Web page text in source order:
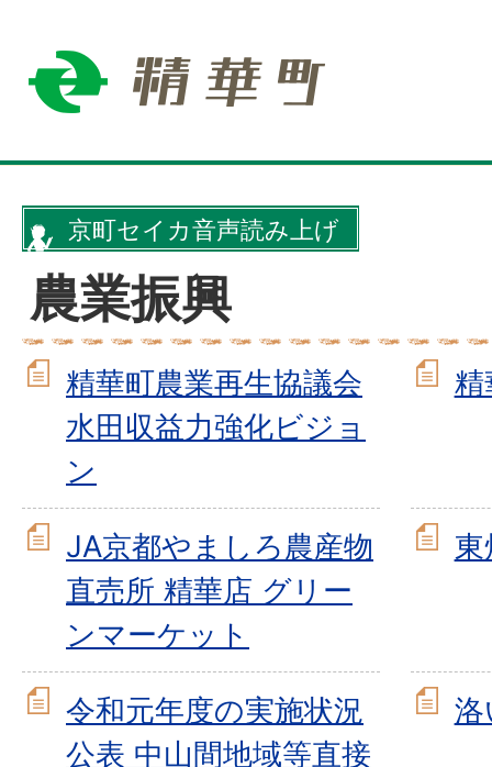
京町セイカ音声読み上げ
農業振興
精華町農業再生協議会
水田収益力強化ビジョ
ン
精
JA京都やましろ農産物
直売所 精華店 グリー
ンマーケット
令和元年度の実施状況
公表 中山間地域等直接
洛